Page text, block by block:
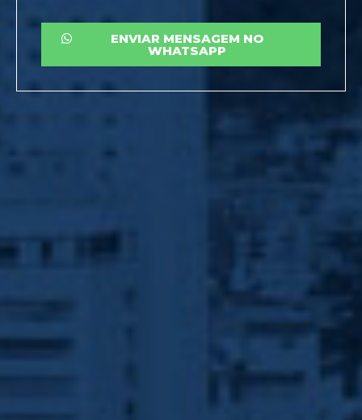
ENVIAR MENSAGEM NO
WHATSAPP